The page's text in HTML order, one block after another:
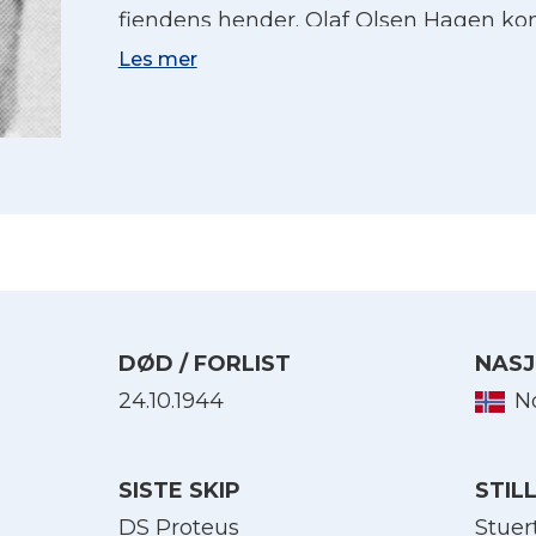
fiendens hender. Olaf Olsen Hagen
fangenskap men døde i Kina 24.
Les mer
DØD / FORLIST
24.10.1944
SISTE SKIP
DS Proteus
English